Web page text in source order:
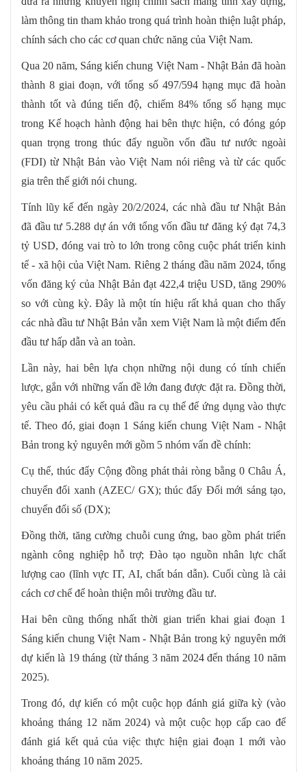
làm thông tin tham khảo trong quá trình hoàn thiện luật pháp,
chính sách cho các cơ quan chức năng của Việt Nam.
Qua 20 năm, Sáng kiến chung Việt Nam - Nhật Bản đã hoàn
thành 8 giai đoạn, với tổng số 497/594 hạng mục đã hoàn
thành tốt và đúng tiến độ, chiếm 84% tổng số hạng mục
trong Kế hoạch hành động hai bên thực hiện, có đóng góp
quan trọng trong thúc đẩy nguồn vốn đầu tư nước ngoài
(FDI) từ Nhật Bản vào Việt Nam nói riêng và từ các quốc
gia trên thế giới nói chung.
Tính lũy kế đến ngày 20/2/2024, các nhà đầu tư Nhật Bản
đã đầu tư 5.288 dự án với tổng vốn đầu tư đăng ký đạt 74,3
tỷ USD, đóng vai trò to lớn trong công cuộc phát triển kinh
tế - xã hội của Việt Nam. Riêng 2 tháng đầu năm 2024, tổng
vốn đăng ký của Nhật Bản đạt 422,4 triệu USD, tăng 290%
so với cùng kỳ. Đây là một tín hiệu rất khả quan cho thấy
các nhà đầu tư Nhật Bản vẫn xem Việt Nam là một điểm đến
đầu tư hấp dẫn và an toàn.
Lần này, hai bên lựa chọn những nội dung có tính chiến
lược, gắn với những vấn đề lớn đang được đặt ra. Đồng thời,
yêu cầu phải có kết quả đầu ra cụ thể để ứng dụng vào thực
tế. Theo đó, giai đoạn 1 Sáng kiến chung Việt Nam - Nhật
Bản trong kỷ nguyên mới gồm 5 nhóm vấn đề chính:
Cụ thể, thúc đẩy Cộng đồng phát thải ròng bằng 0 Châu Á,
chuyển đổi xanh (AZEC/ GX); thúc đẩy Đổi mới sáng tạo,
chuyển đổi số (DX);
Đồng thời, tăng cường chuỗi cung ứng, bao gồm phát triển
ngành công nghiệp hỗ trợ; Đào tạo nguồn nhân lực chất
lượng cao (lĩnh vực IT, AI, chất bán dẫn). Cuối cùng là cải
cách cơ chế để hoàn thiện môi trường đầu tư.
Hai bên cũng thống nhất thời gian triển khai giai đoạn 1
Sáng kiến chung Việt Nam - Nhật Bản trong kỷ nguyên mới
dự kiến là 19 tháng (từ tháng 3 năm 2024 đến tháng 10 năm
2025).
Trong đó, dự kiến có một cuộc họp đánh giá giữa kỳ (vào
khoảng tháng 12 năm 2024) và một cuộc họp cấp cao để
đánh giá kết quả của việc thực hiện giai đoạn 1 mới vào
khoảng tháng 10 năm 2025.